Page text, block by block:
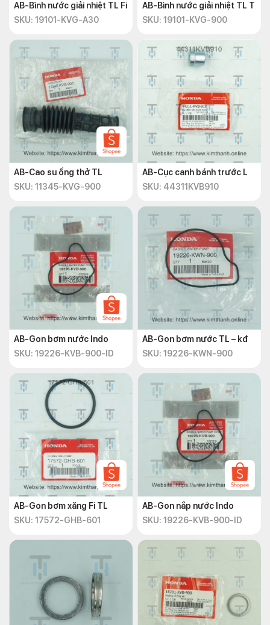
AB-Bình nước giải nhiệt TL Fi
SKU: 19101-KVG-A30
AB-Bình nước giải nhiệt TL T
SKU: 19101-KVG-900
AB-Cao su ống thở TL
SKU: 11345-KVG-900
AB-Cục canh bánh trước L
SKU: 44311KVB910
AB-Gon bơm nước Indo
SKU: 19226-KVB-900-ID
AB-Gon bơm nước TL – kđ
SKU: 19226-KWN-900
AB-Gon bơm xăng Fi TL
SKU: 17572-GHB-601
AB-Gon nắp nước Indo
SKU: 19226-KVB-900-ID